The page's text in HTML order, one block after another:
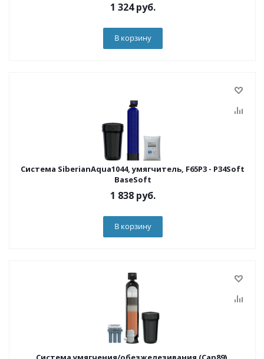
1 324руб.
В корзину
Система SiberianAqua1044, умягчитель, F65P3 - P34Soft
BaseSoft
1 838руб.
В корзину